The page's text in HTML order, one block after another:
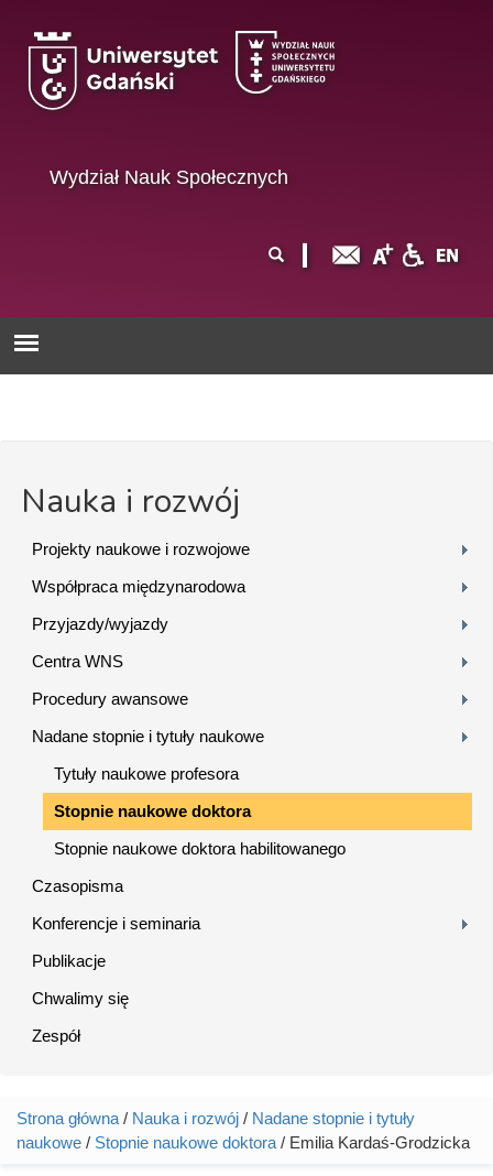
Wydział Nauk Społecznych
wyszukiwania
Nauka i rozwój
Projekty naukowe i rozwojowe
Współpraca międzynarodowa
Przyjazdy/wyjazdy
Centra WNS
Procedury awansowe
Nadane stopnie i tytuły naukowe
Tytuły naukowe profesora
Stopnie naukowe doktora
Stopnie naukowe doktora habilitowanego
Czasopisma
Konferencje i seminaria
Publikacje
Chwalimy się
Zespół
Jesteś tutaj
Strona główna / Nauka i rozwój / Nadane stopnie i tytuły
naukowe / Stopnie naukowe doktora / Emilia Kardaś-Grodzicka